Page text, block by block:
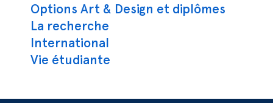
Options Art & Design et diplômes
La recherche
International
Vie étudiante